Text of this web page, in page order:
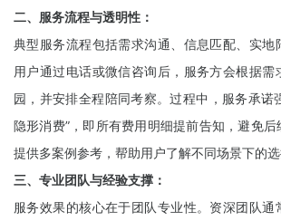
二、服务流程与透明性：
典型服务流程包括需求沟通、信息匹配、实地
用户通过电话或微信咨询后，服务方会根据需
园，并安排全程陪同考察。过程中，服务承诺
隐形消费”，即所有费用明细提前告知，避免
提供多案例参考，帮助用户了解不同场景下的选
三、专业团队与经验支撑：
服务效果的核心在于团队专业性。资深团队通